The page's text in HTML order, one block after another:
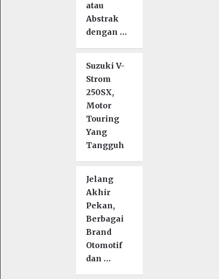
atau
Abstrak
dengan …
Suzuki V-
Strom
250SX,
Motor
Touring
Yang
Tangguh
Jelang
Akhir
Pekan,
Berbagai
Brand
Otomotif
dan …